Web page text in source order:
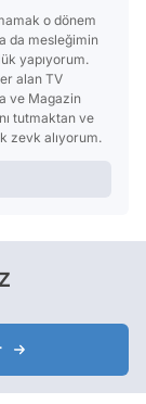
o dönem
da mesleğimin
yapıyorum.
alan TV
ve Magazin
tutmaktan ve
zevk alıyorum.